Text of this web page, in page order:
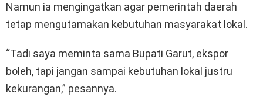
Namun ia mengingatkan agar pemerintah daerah
tetap mengutamakan kebutuhan masyarakat lokal.
“Tadi saya meminta sama Bupati Garut, ekspor
boleh, tapi jangan sampai kebutuhan lokal justru
kekurangan,” pesannya.